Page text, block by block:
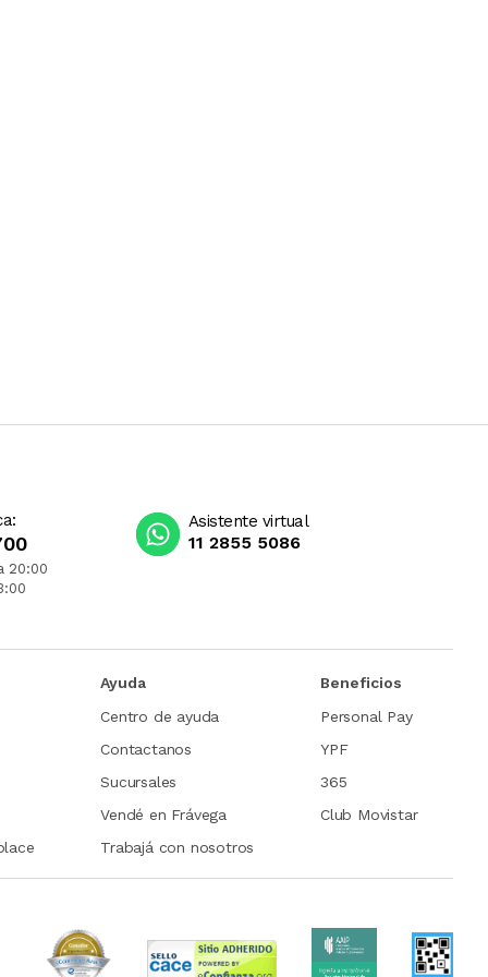
20:00
Asistente virtual
11 2855 5086
Ayuda
Centro de ayuda
Contactanos
Sucursales
Vendé en Frávega
Trabajá con nosotros
Beneficios
Personal Pay
YPF
365
Club Movistar